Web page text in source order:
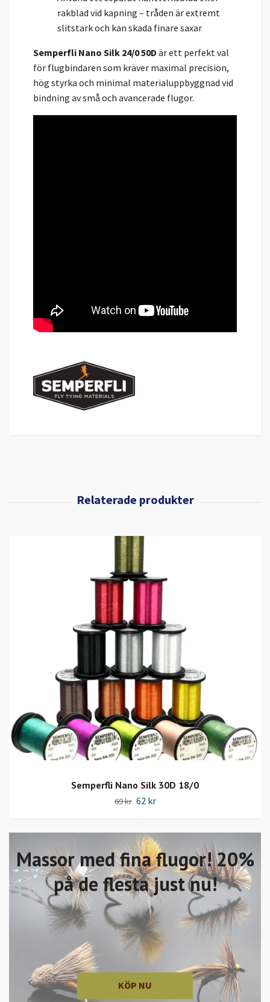
Massor med fina flugor! 20%
på de flesta just nu!
KÖP NU
rakblad vid kapning – tråden är extremt
slitstark och kan skada finare saxar
Semperfli Nano Silk 24/0 50D är ett perfekt val
för flugbindaren som kräver maximal precision,
hög styrka och minimal materialuppbyggnad vid
bindning av små och avancerade flugor.
Semperfli Nano Silk 30D 18/0
69 kr 62 kr